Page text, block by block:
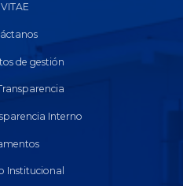
de gestión
Interno
Institucional